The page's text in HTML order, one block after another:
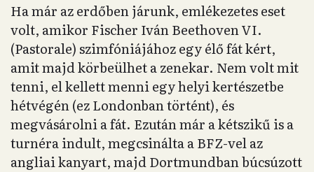
Ha már az erdőben járunk, emlékezetes eset
volt, amikor Fischer Iván Beethoven VI.
(Pastorale) szimfóniájához egy élő fát kért,
amit majd körbeülhet a zenekar. Nem volt mit
tenni, el kellett menni egy helyi kertészetbe
hétvégén (ez Londonban történt), és
megvásárolni a fát. Ezután már a kétszikű is a
turnéra indult, megcsinálta a BFZ-vel az
angliai kanyart, majd Dortmundban búcsúzott